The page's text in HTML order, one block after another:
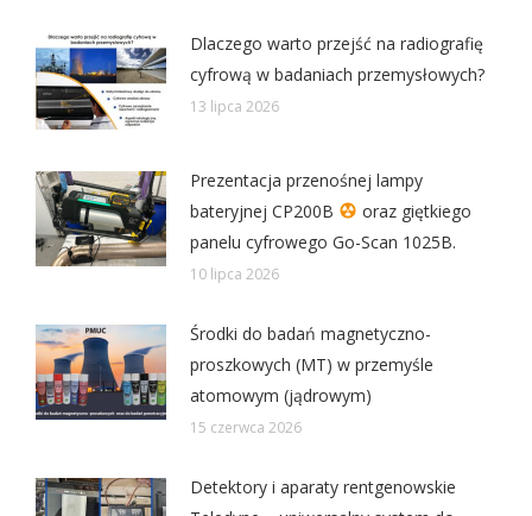
Dlaczego warto przejść na radiografię
cyfrową w badaniach przemysłowych?
13 lipca 2026
Prezentacja przenośnej lampy
bateryjnej CP200B
oraz giętkiego
panelu cyfrowego Go-Scan 1025B.
10 lipca 2026
Środki do badań magnetyczno-
proszkowych (MT) w przemyśle
atomowym (jądrowym)
15 czerwca 2026
Detektory i aparaty rentgenowskie